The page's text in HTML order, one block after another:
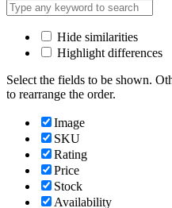
Hide similarities
Highlight differences
Select the fields to be shown.
to rearrange the order.
Image
SKU
Rating
Price
Stock
Availability